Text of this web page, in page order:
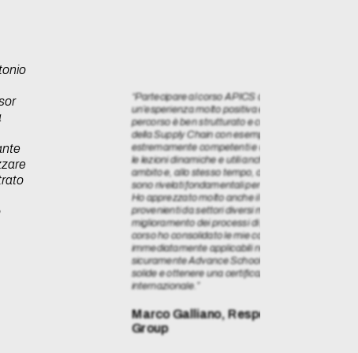
alla
“Partecipare al corso APICS organizzato da
un’esperienza molto positiva e concreta dal punto
percorso è ben strutturato e combina in modo
della Supply Chain con esempi pratici e casi
estremamente competenti e capaci di stimolare il
le lezioni dinamiche e utili anche per chi, come me,
ambito e, allo stesso tempo, ci hanno dato
sono rivelati fondamentali per affrontare la prova di
Ho apprezzato molto anche il confronto con gli altri
provenienti da settori diversi ma accomunati
miglioramento dei processi di pianificazione e
corso ho consolidato le mie competenze e
immediatamente applicabili nel mio lavoro
sicuramente Advance School a chi desidera
solide e ottenere una certificazione APICS
internazionale.”
Marco Galliano, Responsabile
Group